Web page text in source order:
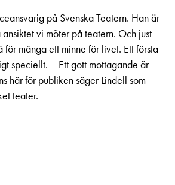
på Svenska Teatern. Han är
vi möter på teatern. Och just
för många ett minne för livet. Ett första
speciellt. – Ett gott mottagande är
här för publiken säger Lindell som
teater.